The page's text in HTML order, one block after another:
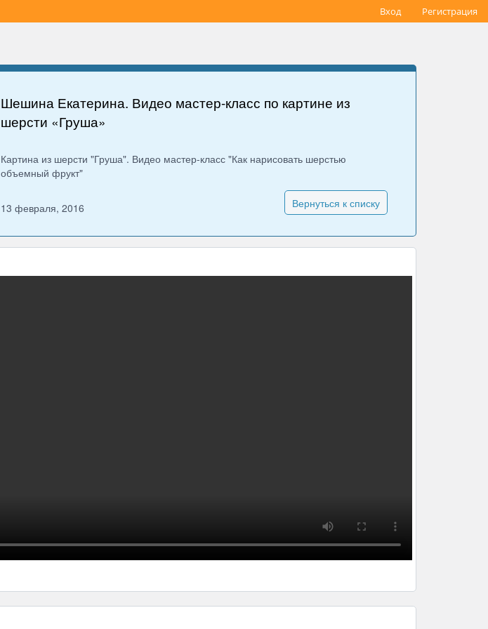
Регистрация
Вход
Шешина Екатерина. Видео мастер-класс по картине из
шерсти «Груша»
Картина из шерсти "Груша". Видео мастер-класс "Как нарисовать шерстью
объемный фрукт"
13 февраля, 2016 Вернуться к списку